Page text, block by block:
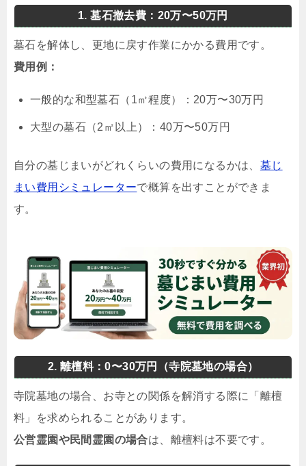
1. 墓石撤去費：20万〜50万円
墓石を解体し、更地に戻す作業にかかる費用です。
費用例：
一般的な和型墓石（1㎡程度）：20万〜30万円
大型の墓石（2㎡以上）：40万〜50万円
自分の墓じまいがどれくらいの費用になるかは、 墓じ
まい費用シミュレーターで概算を出すことができま
す。
2. 離檀料：0〜30万円（寺院墓地の場合）
寺院墓地の場合、お寺との関係を解消する際に「離檀
料」を求められることがあります。
公営霊園や民間霊園の場合は、離檀料は不要です。